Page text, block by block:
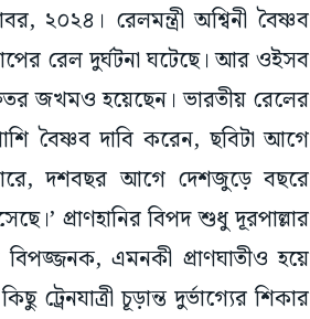
২০২৪। রেলমন্ত্রী অশ্বিনী বৈষ্ণব
রেল দুর্ঘটনা ঘটেছে। আর ওইসব
জখমও হয়েছেন। ভারতীয় রেলের
বৈষ্ণব দাবি করেন, ছবিটা আগে
দশবছর আগে দেশজুড়ে বছরে
প্রাণহানির বিপদ শুধু দূরপাল্লার
এমনকী প্রাণঘাতীও হয়ে
চূড়ান্ত দুর্ভাগ্যের শিকার